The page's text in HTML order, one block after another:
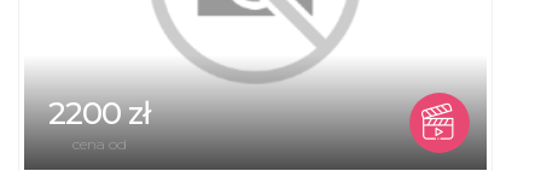
2200 zł
cena od